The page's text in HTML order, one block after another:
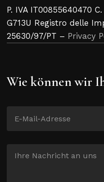
P. IVA IT00855640470
G713U Registro delle
25630/97/PT – Privacy
Wie können wir